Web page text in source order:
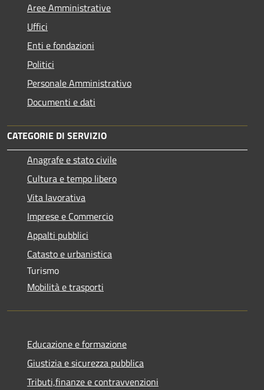
Aree Amministrative
Uffici
Enti e fondazioni
Politici
Personale Amministrativo
Documenti e dati
CATEGORIE DI SERVIZIO
Anagrafe e stato civile
Cultura e tempo libero
Vita lavorativa
Imprese e Commercio
Appalti pubblici
Catasto e urbanistica
Turismo
Mobilità e trasporti
Educazione e formazione
Giustizia e sicurezza pubblica
Tributi,finanze e contravvenzioni